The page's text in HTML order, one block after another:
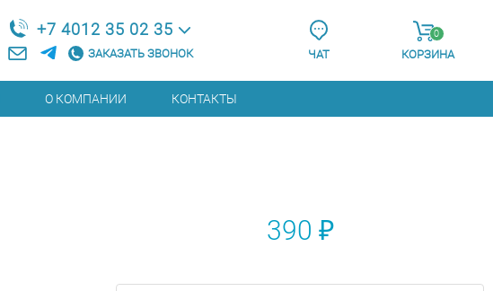
+7 4012 35 02 35
ЗАКАЗАТЬ ЗВОНОК ЧАТ
0
КОРЗИНА
О КОМПАНИИ КОНТАКТЫ
390 ₽